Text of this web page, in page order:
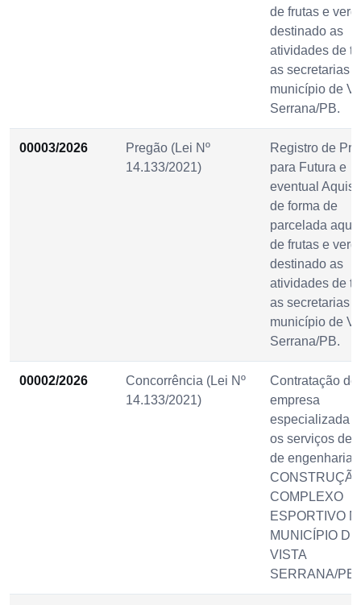
de frutas e
destinado as
atividades de
as secretarias
município de
Serrana/PB.
00003/2026
Pregão (Lei Nº
14.133/2021)
Registro de
para Futura e
eventual
de forma de
parcelada
de frutas e
destinado as
atividades de
as secretarias
município de
Serrana/PB.
00002/2026
Concorrência (Lei Nº
14.133/2021)
Contratação de
empresa
especializada
os serviços de
de engenharia
COMPLEXO
ESPORTIVO
MUNICÍPIO DE
VISTA
SERRANA/PB.